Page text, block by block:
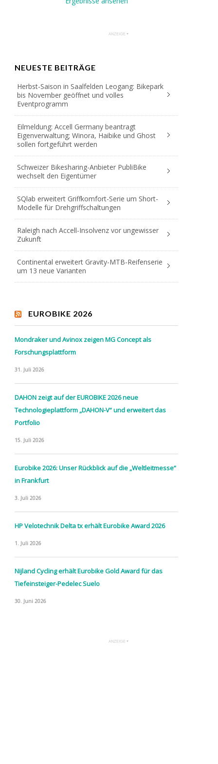
NEUESTE BEITRÄGE
Herbst-Saison in Saalfelden Leogang: Bikepark
bis November geöffnet und volles
Eventprogramm
Eilmeldung: Accell Germany beantragt
Eigenverwaltung; Winora, Haibike und Ghost
sollen fortgeführt werden
Schweizer Bikesharing-Anbieter PubliBike
wechselt den Eigentümer
SQlab erweitert Griffkomfort-Serie um Short-
Modelle für Drehgriffschaltungen
Raleigh nach Accell-Insolvenz vor ungewisser
Zukunft
Continental erweitert Gravity-MTB-Reifenserie
um 13 neue Varianten
EUROBIKE 2026
Mondraker und Avinox zeigen MG Concept als
Forschungsplattform
31. Juli 2026
DAHON zeigt auf der EUROBIKE 2026 neue
Technologieplattform „DAHON-V“ und erweitert das
Portfolio
15. Juli 2026
Eurobike 2026: Unser Rückblick auf die „Weltleitmesse“
in Frankfurt
3. Juli 2026
HP Velotechnik Delta tx erhält Eurobike Award 2026
1. Juli 2026
Nijland Cycling erhält Eurobike Gold Award für das
Tiefeinsteiger-Pedelec Suelo
30. Juni 2026